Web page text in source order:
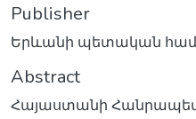
Publisher
Երևանի պետական
Abstract
Հայաստանի